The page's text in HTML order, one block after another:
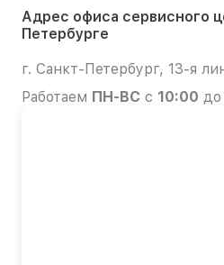
Адрес офиса сервисного
Петербурге
г. Санкт-Петербург, 13-я
Работаем ПН-ВС с 10:00 до